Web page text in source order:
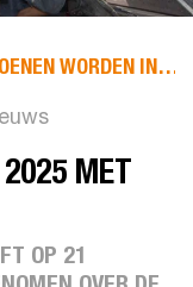
IN 2025 MET 0,75% VERHOOGD
MET
OP 21